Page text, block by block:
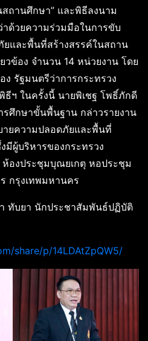
ถานศึกษา” และพิธีลงนาม
ด้วยความร่วมมือในการขับ
และพื้นที่สร้างสรรค์ในสถาน
วข้อง จำนวน 14 หน่วยงาน โดย
ง รัฐมนตรีว่าการกระทรวง
ธีฯ ในครั้งนี้ นายพิเชฐ โพธิ์ภักดี
ศึกษาขั้นพื้นฐาน กล่าวรายงาน
ายความปลอดภัยและพื้นที่
มีผู้บริหารของกระทรวง
องประชุมบุณยเกตุ หอประชุม
กรุงเทพมหานคร
ทับยา นักประชาสัมพันธ์ปฏิบัติ
share/p/14LDAtZpQW5/